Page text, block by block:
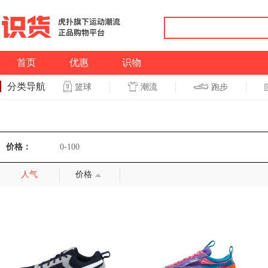
首页 优惠 识物
分类导航 篮球 潮流 跑步
价格： 0-100
人气 价格